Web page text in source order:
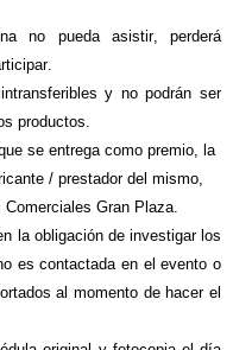
no pueda asistir, perderá
y no podrán ser
productos.
se entrega como premio, la
/ prestador del mismo,
Gran Plaza.
la obligación de investigar los
es contactada en el evento o
al momento de hacer el